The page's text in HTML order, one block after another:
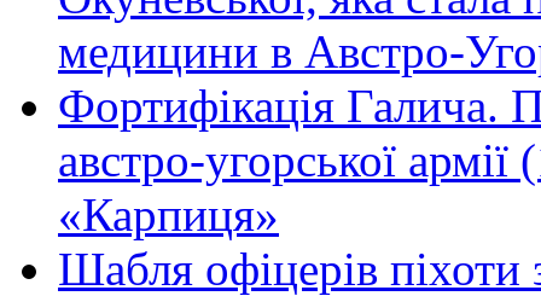
медицини в Австро-
Фортифікація Галича.
австро-угорської
«Карпиця»
Шабля офіцерів піхоти